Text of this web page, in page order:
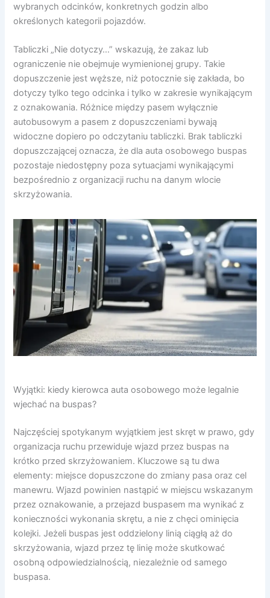
wybranych odcinków, konkretnych godzin albo
określonych kategorii pojazdów.
Tabliczki „Nie dotyczy…” wskazują, że zakaz lub
ograniczenie nie obejmuje wymienionej grupy. Takie
dopuszczenie jest węższe, niż potocznie się zakłada, bo
dotyczy tylko tego odcinka i tylko w zakresie wynikającym
z oznakowania. Różnice między pasem wyłącznie
autobusowym a pasem z dopuszczeniami bywają
widoczne dopiero po odczytaniu tabliczki. Brak tabliczki
dopuszczającej oznacza, że dla auta osobowego buspas
pozostaje niedostępny poza sytuacjami wynikającymi
bezpośrednio z organizacji ruchu na danym wlocie
skrzyżowania.
Wyjątki: kiedy kierowca auta osobowego może legalnie
wjechać na buspas?
Najczęściej spotykanym wyjątkiem jest skręt w prawo, gdy
organizacja ruchu przewiduje wjazd przez buspas na
krótko przed skrzyżowaniem. Kluczowe są tu dwa
elementy: miejsce dopuszczone do zmiany pasa oraz cel
manewru. Wjazd powinien nastąpić w miejscu wskazanym
przez oznakowanie, a przejazd buspasem ma wynikać z
konieczności wykonania skrętu, a nie z chęci ominięcia
kolejki. Jeżeli buspas jest oddzielony linią ciągłą aż do
skrzyżowania, wjazd przez tę linię może skutkować
osobną odpowiedzialnością, niezależnie od samego
buspasa.